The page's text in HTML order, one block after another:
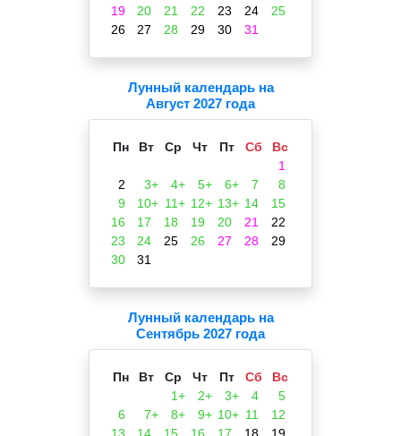
19
20 21 22 23 24
25
26
27 28 29 30 31
Лунный календарь на
Август 2027 года
Пн Вт Ср Чт Пт Сб
Вс
1
2
3+ 4+ 5+ 6+ 7
8
9
10+ 11+ 12+ 13+ 14
15
16
17 18 19 20 21
22
23
24 25 26 27 28
29
30
31
Лунный календарь на
Сентябрь 2027 года
Пн Вт Ср Чт Пт Сб
Вс
1+
2+ 3+ 4
5
6
7+ 8+ 9+ 10+ 11
12
13
14 15 16 17 18
19